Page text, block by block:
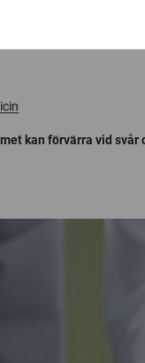
kan förvärra vid svår